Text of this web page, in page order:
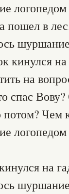
логопедом
пошел в
кинулся
на
спас
Чем
логопедом
на